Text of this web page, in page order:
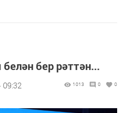
бер рәттән...
09:32 1013 0 0